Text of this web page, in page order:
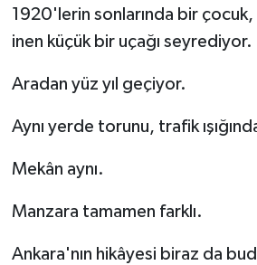
1920'lerin sonlarında bir çocuk,
inen küçük bir uçağı seyrediyor.
Aradan yüz yıl geçiyor.
Aynı yerde torunu, trafik
Mekân aynı.
Manzara tamamen farklı.
Ankara'nın hikâyesi biraz da